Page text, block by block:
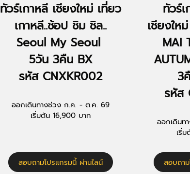
ทัวร์เกาหลี เชียงใหม่ เที่ยว
เกาหลี..ช้อป ชิม ชิล..
Seoul My Seoul
5วัน 3คืน BX
รหัส CNXKR002
ออกเดินทางช่วง ก.ค. - ต.ค. 69
เริ่มต้น 16,900 บาท
สอบถามโปรแกรมนี้ ผ่านไลน์
ทัวร์
เชียงให
MAI
3
รหัส
ออกเดินท
เริ่
สอบถา